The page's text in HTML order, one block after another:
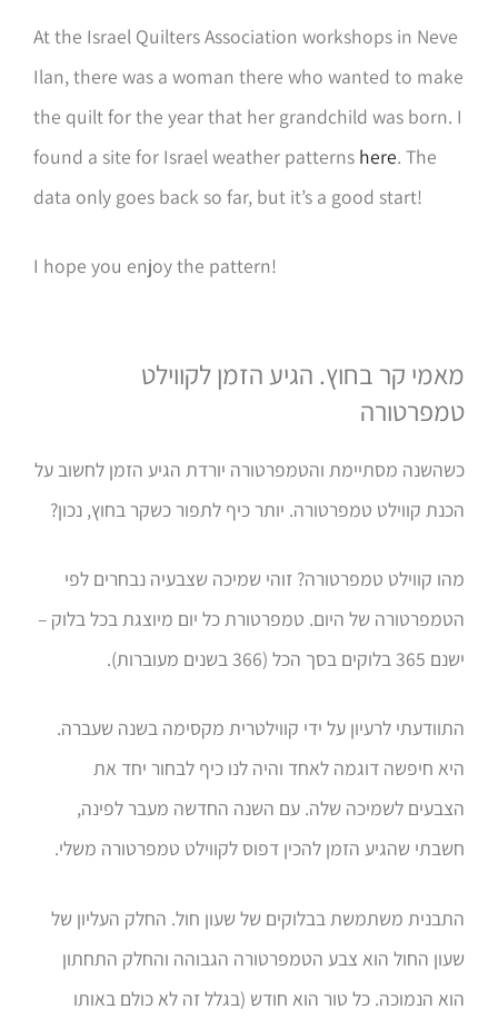
At the Israel Quilters Association workshops in Neve
Ilan, there was a woman there who wanted to make
the quilt for the year that her grandchild was born. I
found a site for Israel weather patterns here. The
data only goes back so far, but it’s a good start!
I hope you enjoy the pattern!
מאמי קר בחוץ. הגיע הזמן לקווילט
טמפרטורה
כשהשנה מסתיימת והטמפרטורה יורדת הגיע הזמן לחשוב על
הכנת קווילט טמפרטורה. יותר כיף לתפור כשקר בחוץ, נכון?
מהו קווילט טמפרטורה? זוהי שמיכה שצבעיה נבחרים לפי
הטמפרטורה של היום. טמפרטורת כל יום מיוצגת בכל בלוק –
ישנם 365 בלוקים בסך הכל (366 בשנים מעוברות).
התוודעתי לרעיון על ידי קווילטרית מקסימה בשנה שעברה.
היא חיפשה דוגמה לאחד והיה לנו כיף לבחור יחד את
הצבעים לשמיכה שלה. עם השנה החדשה מעבר לפינה,
חשבתי שהגיע הזמן להכין דפוס לקווילט טמפרטורה משלי.
התבנית משתמשת בבלוקים של שעון חול. החלק העליון של
שעון החול הוא צבע הטמפרטורה הגבוהה והחלק התחתון
הוא הנמוכה. כל טור הוא חודש (בגלל זה לא כולם באותו